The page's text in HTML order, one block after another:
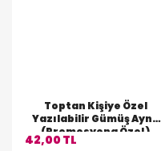
Toptan Kişiye Özel
Yazılabilir Gümüş Ayna
(Promosyona Özel )
42,00 TL